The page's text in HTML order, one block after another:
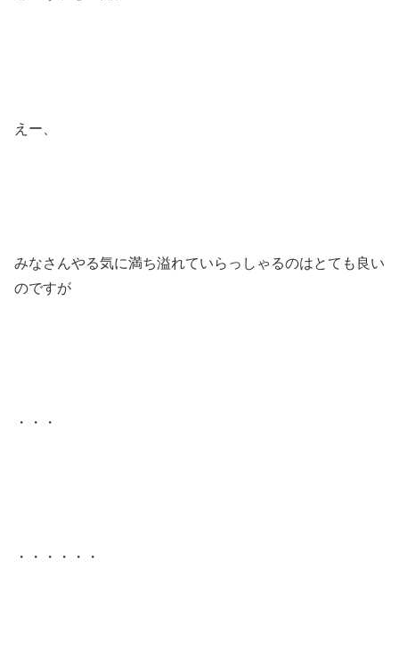
えー、
みなさんやる気に満ち溢れていらっしゃるのはとても良い
のですが
・・・
・・・・・・